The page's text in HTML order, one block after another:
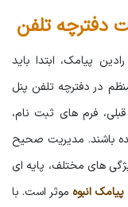
دفترچه تلفن
پیامک، ابتدا باید
در دفترچه تلفن پنل
فرم های ثبت نام،
باشند. مدیریت صحیح
های مختلف، پایه ای
پیامک انبوهموثر است. با